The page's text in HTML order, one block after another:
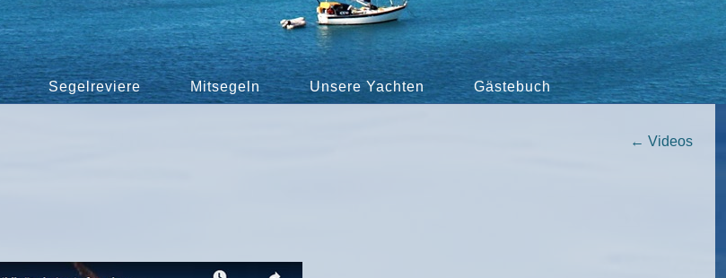
Segelreviere Mitsegeln Unsere Yachten Gästebuch
← Videos